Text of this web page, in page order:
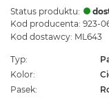
Status produktu:
Kod producenta: 923-
Kod dostawcy: ML643
Typ
Kolor
Pasek